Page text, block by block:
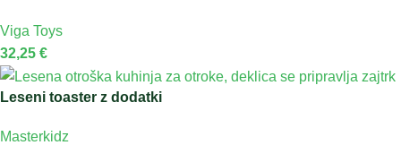
Viga Toys
32,25 €
Leseni toaster z dodatki
Masterkidz